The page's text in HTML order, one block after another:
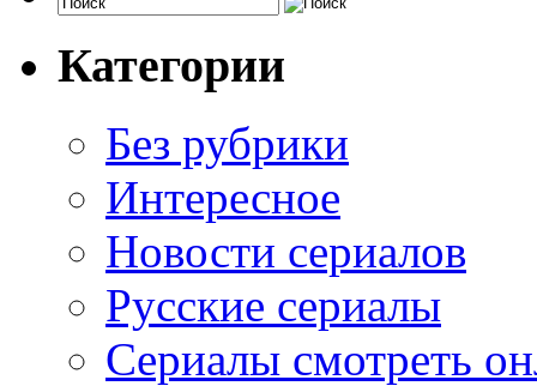
Категории
Без рубрики
Интересное
Новости сериалов
Русские сериалы
Сериалы смотреть